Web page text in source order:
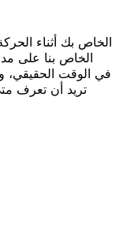
في الوقت
تريد أن تعرف